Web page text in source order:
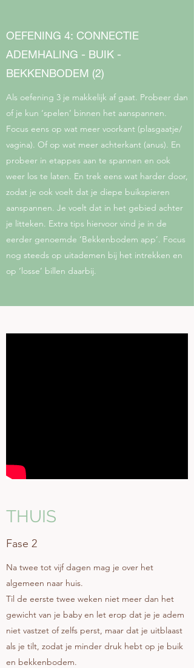
OEFENING 4: CONNECTIE
ADEMHALING - BUIK -
BEKKENBODEM (2)
Als oefening 3 je makkelijk af gaat. Probeer dan
of je kun ‘spelen’ binnen het aanspannen.
Focus eens op wat meer voorkant (plasgaatje/
vagina). Of op wat meer achterkant (anus). En
probeer in etappes aan te spannen en ook
weer los te laten. En trek eens wat harder door,
zodat je ook voelt dat je diepe buikspieren
aanspannen. Je voelt dat in het gebied achter
je litteken. Extra tips hiervoor vind je in de
eerder genoemde ‘Bekkenbodem app’. Focus
nog steeds op uitademen bij het intrekken en
op ‘losse’ billen daarbij.
THUIS
Fase 2
Na twee tot vijf dagen mag je over het
algemeen naar huis.
Til de eerste twee weken niet meer dan het
gewicht van je baby en let erop dat je je adem
niet vastzet of zelfs perst, maar dat je uitblaast
als je tilt, zodat je minder druk hebt op je buik
en bekkenbodem.